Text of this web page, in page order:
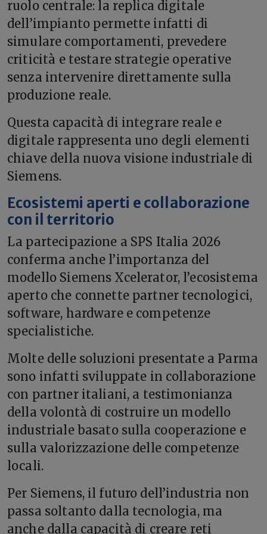
ruolo centrale: la replica digitale
dell’impianto permette infatti di
simulare comportamenti, prevedere
criticità e testare strategie operative
senza intervenire direttamente sulla
produzione reale.
Questa capacità di integrare reale e
digitale rappresenta uno degli elementi
chiave della nuova visione industriale di
Siemens.
Ecosistemi aperti e collaborazione
con il territorio
La partecipazione a SPS Italia 2026
conferma anche l’importanza del
modello Siemens Xcelerator, l’ecosistema
aperto che connette partner tecnologici,
software, hardware e competenze
specialistiche.
Molte delle soluzioni presentate a Parma
sono infatti sviluppate in collaborazione
con partner italiani, a testimonianza
della volontà di costruire un modello
industriale basato sulla cooperazione e
sulla valorizzazione delle competenze
locali.
Per Siemens, il futuro dell’industria non
passa soltanto dalla tecnologia, ma
anche dalla capacità di creare reti